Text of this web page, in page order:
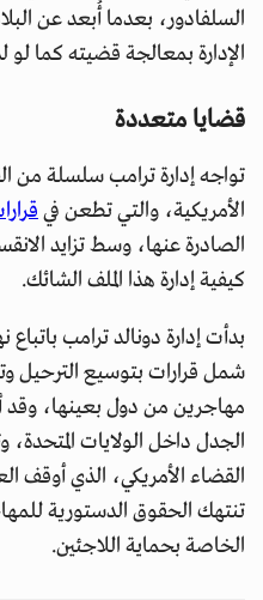
السلفادور، بعدما أُبعد عن
الإدارة بمعالجة قضيته كما لو
قضايا متعددة
تواجه إدارة ترامب سلسلة من
الأمريكية، والتي تطعن في
الصادرة عنها، وسط تزايد
كيفية إدارة هذا الملف الشائك.
بدأت إدارة دونالد ترامب
شمل قرارات بتوسيع الترحيل
مهاجرين من دول بعينها،
الجدل داخل الولايات
القضاء الأمريكي، الذي أوقف
تنتهك الحقوق الدستورية
الخاصة بحماية اللاجئين.